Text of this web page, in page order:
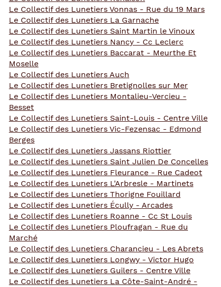
Le Collectif des Lunetiers Vonnas - Rue du 19 Mars
Le Collectif des Lunetiers La Garnache
Le Collectif des Lunetiers Saint Martin le Vinoux
Le Collectif des Lunetiers Nancy - Cc Leclerc
Le Collectif des Lunetiers Baccarat - Meurthe Et
Moselle
Le Collectif des Lunetiers Auch
Le Collectif des Lunetiers Bretignolles sur Mer
Le Collectif des Lunetiers Montalieu-Vercieu -
Besset
Le Collectif des Lunetiers Saint-Louis - Centre Ville
Le Collectif des Lunetiers Vic-Fezensac - Edmond
Berges
Le Collectif des Lunetiers Jassans Riottier
Le Collectif des Lunetiers Saint Julien De Concelles
Le Collectif des Lunetiers Fleurance - Rue Cadeot
Le Collectif des Lunetiers L'Arbresle - Martinets
Le Collectif des Lunetiers Thorigne Fouillard
Le Collectif des Lunetiers Écully - Arcades
Le Collectif des Lunetiers Roanne - Cc St Louis
Le Collectif des Lunetiers Ploufragan - Rue du
Marché
Le Collectif des Lunetiers Charancieu - Les Abrets
Le Collectif des Lunetiers Longwy - Victor Hugo
Le Collectif des Lunetiers Guilers - Centre Ville
Le Collectif des Lunetiers La Côte-Saint-André -